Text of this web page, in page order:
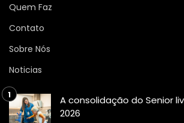
Quem Faz
Contato
Sobre Nós
Noticias
A consolidação do Senior
2026